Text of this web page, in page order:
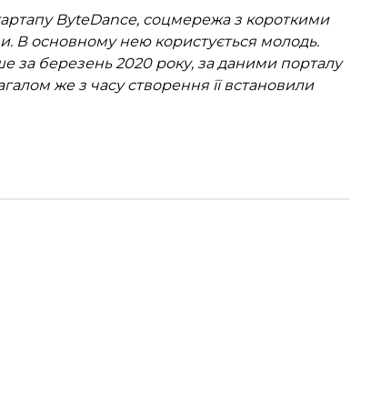
ByteDance, соцмережа з короткими
В основному нею користується молодь.
за березень 2020 року, за даними порталу
же з часу створення її встановили